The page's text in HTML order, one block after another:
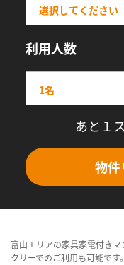
利用人数
あと１
物件
富山エリアの家具家電付き
クリーでのご利用も可能で